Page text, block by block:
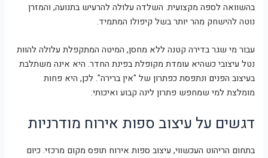
בהשוואה לספה מקצועית. השלדה עלולה להרעיש בתנועה, והמזרן
נוטה להישחק מהר יותר בשל קיפולו המתמיד.
עבור מי שגר בדירה קטנה ללא מחסן, המיטה המתקפלת עלולה להוות
נטל עיצובי כשהיא עומדת מקופלת בפינת החדר. היא אינה משתלבת
בעיצוב הפנים ונתפסת כפתרון של "אין ברירה". לכן, היא פחות
מומלצת למי שמחפש פתרון לינה קבוע ואיכותי.
דגשים על עיצוב ספות אירוח מודרניות
בתחום הריהוט העכשווי, עיצוב ספות אירוח תופס מקום מרכזי. כיום